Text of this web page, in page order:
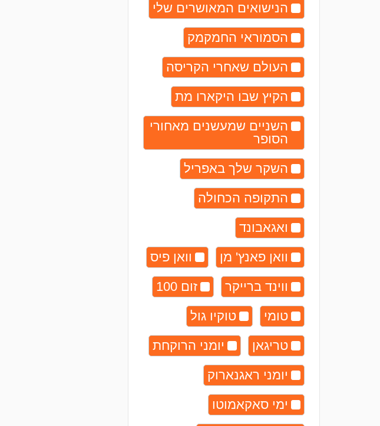
הנישואים המאושרים שלי
הסמוראי החמקמק
העולם שאחרי הקריסה
הקיץ שבו היקארו מת
השניים שמעשנים מאחורי
הסופר
השקר שלך באפריל
התקופה הכחולה
ואגאבונד
וואן פאנץ' מן
וואן פיס
ווינד ברייקר
זום 100
טומי
טוקיו גול
טריגאן
יומני הרוקחת
יומני ראגנארוק
ימי סאקאמוטו